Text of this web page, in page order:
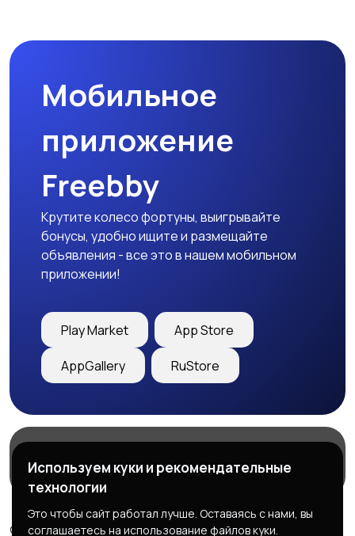
Мобильное
приложение
Freebby
Крутите колесо фортуны, выигрывайте
бонусы, удобно ищите и размещайте
объявления - все это в нашем мобильном
приложении!
Play Market App Store
AppGallery RuStore
Служба поддержки
© 2026 Freebby - Сервис бесплатных объявлений ДНР
Используем куки и рекомендательные
технологии
Это чтобы сайт работал лучше. Оставаясь с нами, вы
соглашаетесь на использование файлов куки.